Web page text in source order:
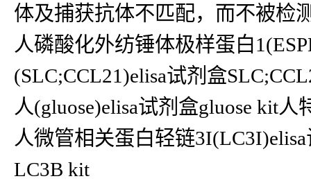
体及捕获抗体不匹配，而不被检
人磷酸化外纺锤体极样蛋白
(SLC;CCL21)elisa试剂盒
人(gluose)elisa试剂盒gluose kit
人微管相关蛋白轻链
LC3B kit